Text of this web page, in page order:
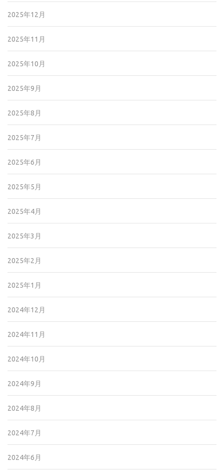
2025年12月
2025年11月
2025年10月
2025年9月
2025年8月
2025年7月
2025年6月
2025年5月
2025年4月
2025年3月
2025年2月
2025年1月
2024年12月
2024年11月
2024年10月
2024年9月
2024年8月
2024年7月
2024年6月